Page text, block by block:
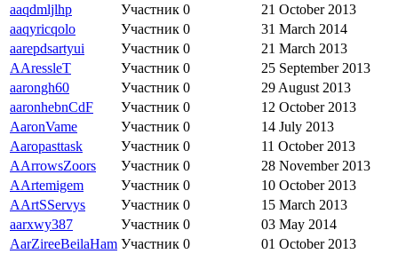
aaqdmljlhp
Участник 0
21 October 2013
aaqyricqolo
Участник 0
31 March 2014
aarepdsartyui
Участник 0
21 March 2013
AAressleT
Участник 0
25 September 2013
aarongh60
Участник 0
29 August 2013
aaronhebnCdF
Участник 0
12 October 2013
AaronVame
Участник 0
14 July 2013
Aaropasttask
Участник 0
11 October 2013
AArrowsZoors
Участник 0
28 November 2013
AArtemigem
Участник 0
10 October 2013
AArtSServys
Участник 0
15 March 2013
aarxwy387
Участник 0
03 May 2014
AarZireeBeilaHam Участник 0
01 October 2013